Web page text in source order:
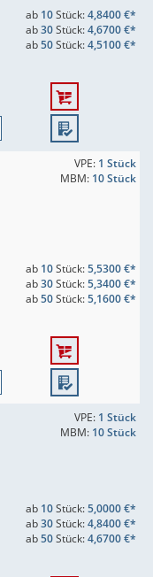
ab 10Stück:4,8400 €*
ab30Stück:4,6700 €*
ab50Stück:4,5100 €*
VPE: 1 Stück
MBM: 10 Stück
ab 10Stück:5,5300 €*
ab30Stück:5,3400 €*
ab50Stück:5,1600 €*
VPE: 1 Stück
MBM: 10 Stück
ab 10Stück:5,0000 €*
ab30Stück:4,8400 €*
ab50Stück:4,6700 €*